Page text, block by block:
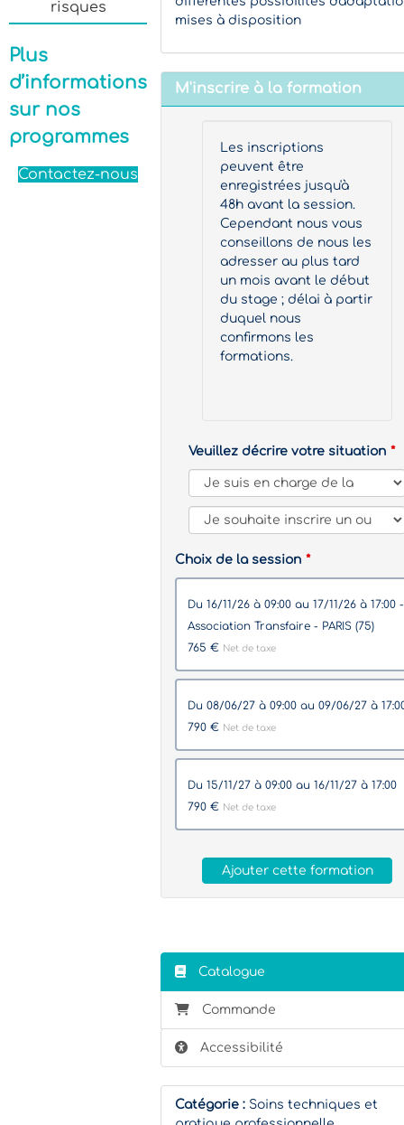
risques
Plus
d’informations
sur nos
programmes
Contactez-nous
mises à disposition
M'inscrire à la formation
Les inscriptions
peuvent être
enregistrées jusqu'à
48h avant la session.
Cependant nous vous
conseillons de nous les
adresser au plus tard
un mois avant le début
du stage ; délai à partir
duquel nous
confirmons les
formations.
Veuillez décrire votre situation
Choix de la session
du 16/11/26 à 09:00 au 17/11/26 à 17:00 -
Association Transfaire - PARIS (75)
765 € Net de taxe
du 08/06/27 à 09:00 au 09/06/27 à
790 € Net de taxe
du 15/11/27 à 09:00 au 16/11/27 à 17:00
790 € Net de taxe
Ajouter cette formation
Catalogue
Commande
Accessibilité
Catégorie : Soins techniques et